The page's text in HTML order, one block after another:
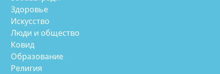
Здоровье
Искусство
Люди и общество
Ковид
Образование
Религия